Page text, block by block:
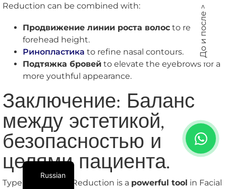
Reduction can be combined with:
Продвижение линии роста волос to reduce
forehead height.
Ринопластика to refine nasal contours.
Подтяжка бровей to elevate the eyebrows for a
more youthful appearance.
Заключение: Баланс
между эстетикой,
безопасностью и
целями пациента.
Type 3 Forehead Reduction is a powerful tool in Facial
До и после >
Russian